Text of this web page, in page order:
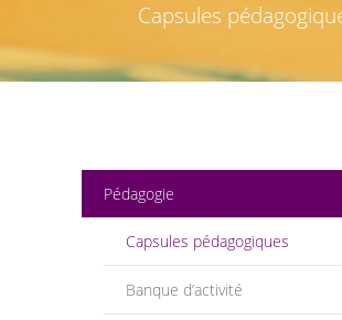
Garde éducative en milieu familial
-- L’équipe du BC et leur rôle
Capsules
Pédagogie
Capsules pédagogiques
Banque d’activité